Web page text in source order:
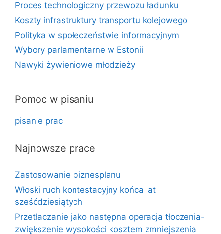
Proces technologiczny przewozu ładunku
Koszty infrastruktury transportu kolejowego
Polityka w społeczeństwie informacyjnym
Wybory parlamentarne w Estonii
Nawyki żywieniowe młodzieży
Pomoc w pisaniu
pisanie prac
Najnowsze prace
Zastosowanie biznesplanu
Włoski ruch kontestacyjny końca lat
sześćdziesiątych
Przetłaczanie jako następna operacja tłoczenia-
zwiększenie wysokości kosztem zmniejszenia